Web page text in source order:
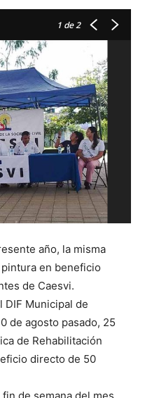
1 de 2
año, la misma
en beneficio
de Caesvi.
DIF Municipal de
de agosto pasado, 25
de Rehabilitación
directo de 50